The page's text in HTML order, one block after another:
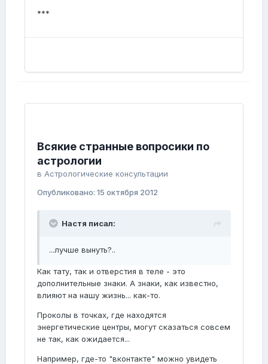
***
Всякие странные вопросики по
астрологии
в Астрологические консультации
Опубликовано: 15 октября 2012
Настя писал:
...лучше вынуть?..
Как тату, так и отверстия в теле - это
дополнительные знаки. А знаки, как известно,
влияют на нашу жизнь... как-то.
Проколы в точках, где находятся
энергетические центры, могут сказаться совсем
не так, как ожидается...
Например, где-то "вконтакте" можно увидеть